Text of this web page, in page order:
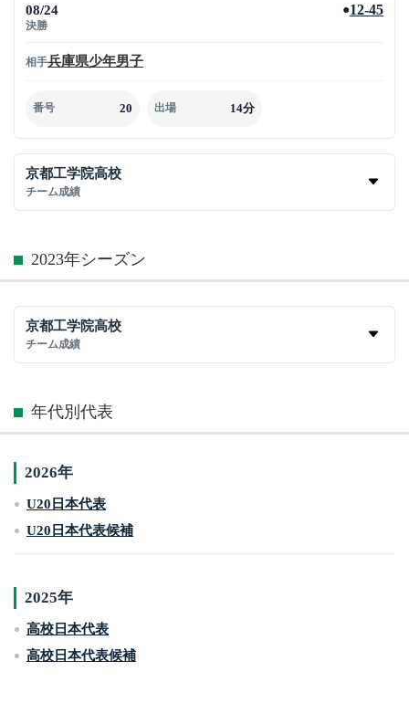
08/24
決勝
●12-45
相手兵庫県少年男子
番号 20 出場 14分
京都工学院高校
チーム成績
2023年シーズン
京都工学院高校
チーム成績
年代別代表
2026年
U20日本代表
U20日本代表候補
2025年
高校日本代表
高校日本代表候補